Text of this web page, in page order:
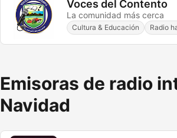
Voces del Contento
La comunidad más cerca
Cultura & Educación Radio
Emisoras de radio
Navidad